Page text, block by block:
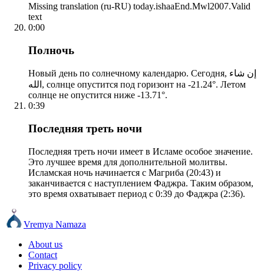
Missing translation (ru-RU) today.ishaaEnd.Mwl2007.Valid
text
0:00
Полночь
Новый день по солнечному календарю. Сегодня, إن شاء
الله, солнце опустится под горизонт на -21.24°. Летом
солнце не опустится ниже -13.71°.
0:39
Последняя треть ночи
Последняя треть ночи имеет в Исламе особое значение.
Это лучшее время для дополнительной молитвы.
Исламская ночь начинается с Магриба (20:43) и
заканчивается с наступлением Фаджра. Таким образом,
это время охватывает период с 0:39 до Фаджра (2:36).
Vremya Namaza
About us
Contact
Privacy policy